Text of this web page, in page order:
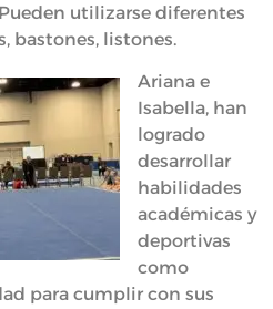
utilizarse diferentes
bastones, listones.
Ariana e
Isabella, han
logrado
desarrollar
habilidades
académicas y
deportivas
como
para cumplir con sus